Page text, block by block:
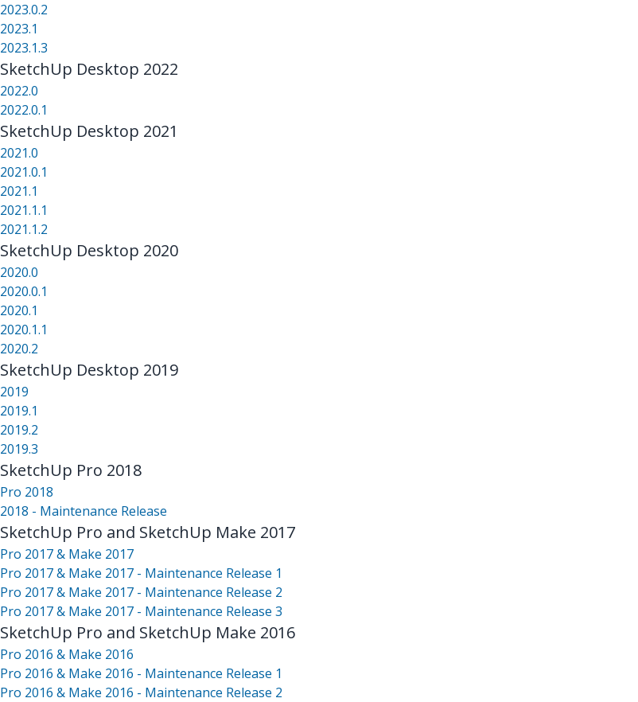
2023.0.2
2023.1
2023.1.3
SketchUp Desktop 2022
2022.0
2022.0.1
SketchUp Desktop 2021
2021.0
2021.0.1
2021.1
2021.1.1
2021.1.2
SketchUp Desktop 2020
2020.0
2020.0.1
2020.1
2020.1.1
2020.2
SketchUp Desktop 2019
2019
2019.1
2019.2
2019.3
SketchUp Pro 2018
Pro 2018
2018 - Maintenance Release
SketchUp Pro and SketchUp Make 2017
Pro 2017 & Make 2017
Pro 2017 & Make 2017 - Maintenance Release 1
Pro 2017 & Make 2017 - Maintenance Release 2
Pro 2017 & Make 2017 - Maintenance Release 3
SketchUp Pro and SketchUp Make 2016
Pro 2016 & Make 2016
Pro 2016 & Make 2016 - Maintenance Release 1
Pro 2016 & Make 2016 - Maintenance Release 2